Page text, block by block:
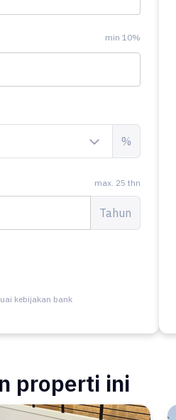
min 10%
%
max. 25 thn
Tahun
kebijakan bank
properti ini